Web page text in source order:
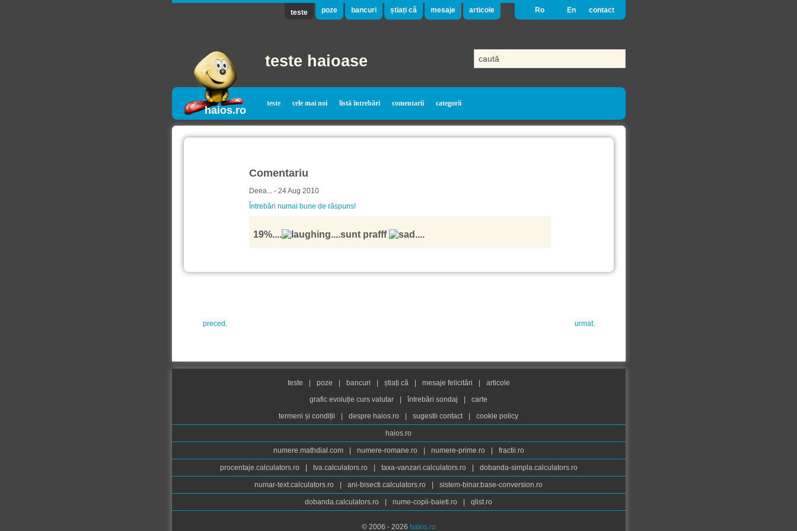
teste poze bancuri știați că mesaje articole Ro En contact
teste haioase
haios.ro
teste cele mai noi listă întrebări comentarii categorii
Comentariu
Deea... - 24 Aug 2010
Întrebări numai bune de răspuns!
19%.... ....sunt prafff ....
preced. urmat.
teste poze bancuri știați că mesaje felicitări
articole
grafic evoluție curs valutar
întrebări sondaj
carte
termeni și condiții
despre haios.ro sugestii contact cookie policy
haios.ro
numere.mathdial.com numere-romane.ro numere-prime.ro fractii.ro
procentaje.calculators.ro tva.calculators.ro taxa-vanzari.calculators.ro dobanda-simpla.calculators.ro
numar-text.calculators.ro ani-bisecti.calculators.ro sistem-binar.base-conversion.ro
dobanda.calculators.ro nume-copii-baieti.ro qlist.ro
© 2006 - 2026 haios.ro